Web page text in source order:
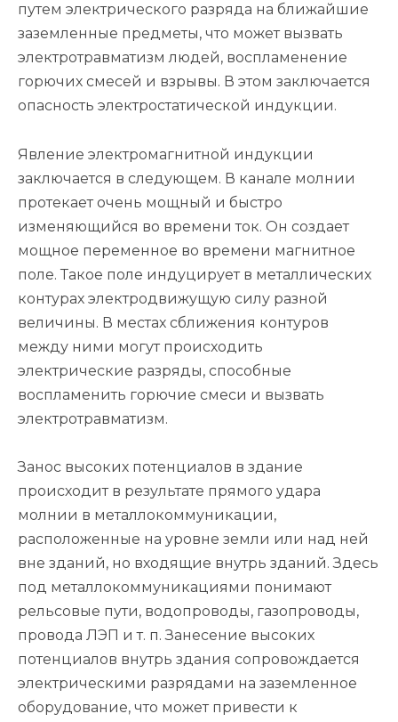
путем электрического разряда на ближайшие
заземленные предметы, что может вызвать
электротравматизм людей, воспламенение
горючих смесей и взрывы. В этом заключается
опасность электростатической индукции.
Явление электромагнитной индукции
заключается в следующем. В канале молнии
протекает очень мощный и быстро
изменяющийся во времени ток. Он создает
мощное переменное во времени магнитное
поле. Такое поле индуцирует в металлических
контурах электродвижущую силу разной
величины. В местах сближения контуров
между ними могут происходить
электрические разряды, способные
воспламенить горючие смеси и вызвать
электротравматизм.
Занос высоких потенциалов в здание
происходит в результате прямого удара
молнии в металлокоммуникации,
расположенные на уровне земли или над ней
вне зданий, но входящие внутрь зданий. Здесь
под металлокоммуникациями понимают
рельсовые пути, водопроводы, газопроводы,
провода ЛЭП и т. п. Занесение высоких
потенциалов внутрь здания сопровождается
электрическими разрядами на заземленное
оборудование, что может привести к